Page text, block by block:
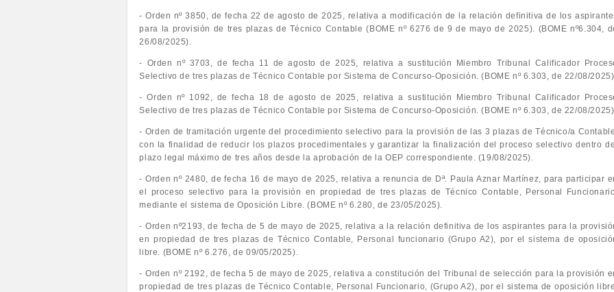
- Orden nº 3850, de fecha 22 de agosto de 2025, relativa a modificación de la relación definitiva de los
para la provisión de tres plazas de Técnico Contable (BOME nº 6276 de 9 de mayo de 2025). (BOME nº6.304,
26/08/2025).
- Orden nº 3703, de fecha 11 de agosto de 2025, relativa a sustitución Miembro Tribunal Calificador
Selectivo de tres plazas de Técnico Contable por Sistema de Concurso-Oposición. (BOME nº 6.303, de 22/08/2025)
- Orden nº 1092, de fecha 18 de agosto de 2025, relativa a sustitución Miembro Tribunal Calificador
Selectivo de tres plazas de Técnico Contable por Sistema de Concurso-Oposición. (BOME nº 6.303, de 22/08/2025)
- Orden de tramitación urgente del procedimiento selectivo para la provisión de las 3 plazas de Técnico/a
con la finalidad de reducir los plazos procedimentales y garantizar la finalización del proceso selectivo dentro del
plazo legal máximo de tres años desde la aprobación de la OEP correspondiente. (19/08/2025).
- Orden nº 2480, de fecha 16 de mayo de 2025, relativa a renuncia de Dª. Paula Aznar Martínez, para participar
el proceso selectivo para la provisión en propiedad de tres plazas de Técnico Contable, Personal
mediante el sistema de Oposición Libre. (BOME nº 6.280, de 23/05/2025).
- Orden nº2193, de fecha de 5 de mayo de 2025, relativa a la relación definitiva de los aspirantes para la
en propiedad de tres plazas de Técnico Contable, Personal funcionario (Grupo A2), por el sistema de
libre. (BOME nº 6.276, de 09/05/2025).
- Orden nº 2192, de fecha 5 de mayo de 2025, relativa a constitución del Tribunal de selección para la provisión
propiedad de tres plazas de Técnico Contable, Personal Funcionario, (Grupo A2), por el sistema de oposición